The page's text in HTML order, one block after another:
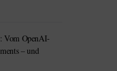
Vom OpenAI-
– und